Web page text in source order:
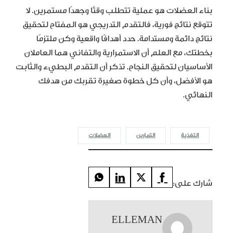
بناء العضلات هو عملية تتطلب وقتًا وجهدًا مستمرين. لا
تتوقع نتائج فورية، فالتقدم التدريجي هو المفتاح لتحقيق
نتائج دائمة ومستدامة. حدد أهدافًا واقعية وكن ملتزمًا
بخطتك، مع العلم أن الاستمرارية والتفاني هما العاملان
الأساسيان لتحقيق النجاح. تذكر أن التقدم البطيء والثابت
هو الأفضل، وأن كل خطوة صغيرة تقربك من هدفك
النهائي.
التغذية التمارين العضلات
شارك على:
ELLEMAN